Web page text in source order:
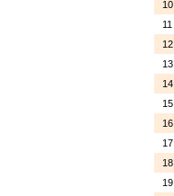
10
11
12
13
14
15
16
17
18
19